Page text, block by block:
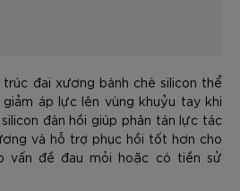
đai xương bánh chè silicon thể
áp lực lên vùng khuỷu tay khi
đàn hồi giúp phân tán lực tác
và hỗ trợ phục hồi tốt hơn cho
vấn đề đau mỏi hoặc có tiền sử